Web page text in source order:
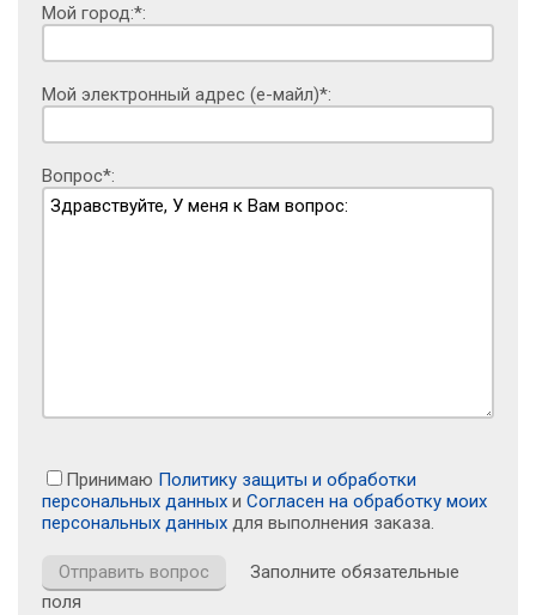
Мой город:*:
Мой электронный адрес (е-майл)*:
Вопрос*:
Принимаю Политику защиты и обработки
персональных данных и Согласен на обработку моих
персональных данных для выполнения заказа.
Заполните обязательные
поля